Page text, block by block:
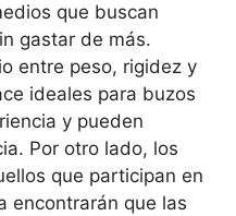
que buscan
gastar de más.
entre peso, rigidez y
ideales para buzos
y pueden
Por otro lado, los
que participan en
encontrarán que las